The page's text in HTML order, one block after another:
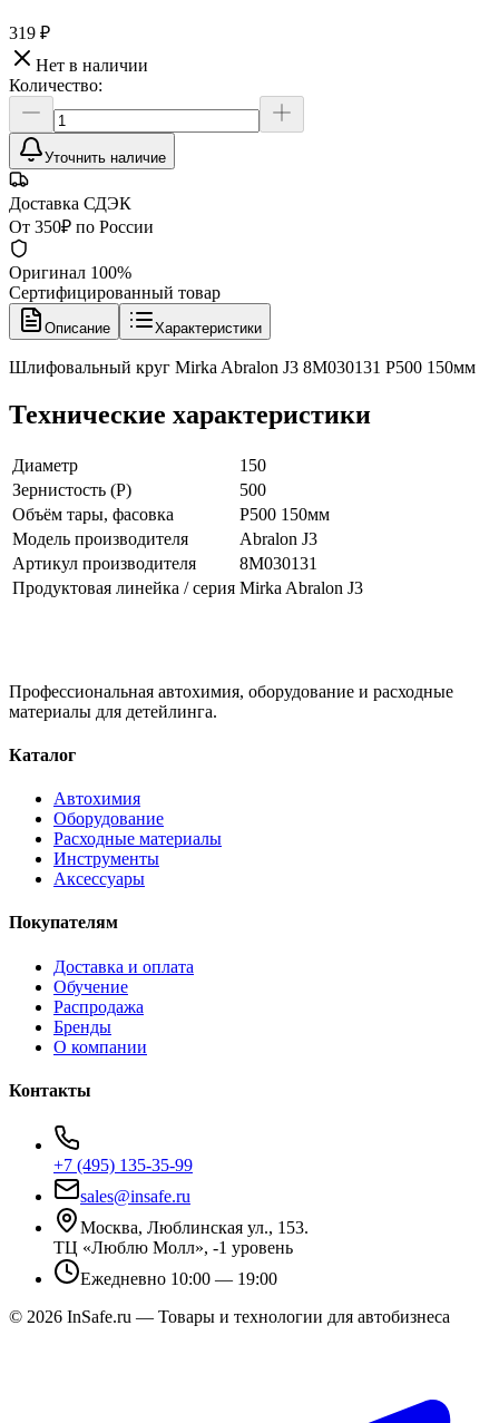
319 ₽
Нет в наличии
Количество:
Уточнить наличие
Доставка СДЭК
От 350₽ по России
Оригинал 100%
Сертифицированный товар
Описание Характеристики
Шлифовальный круг Mirka Abralon J3 8M030131 P500 150мм
Технические характеристики
Диаметр
150
Зернистость (P)
500
Объём тары, фасовка
P500 150мм
Модель производителя
Abralon J3
Артикул производителя
8M030131
Продуктовая линейка / серия Mirka Abralon J3
Профессиональная автохимия, оборудование и расходные
материалы для детейлинга.
Каталог
Автохимия
Оборудование
Расходные материалы
Инструменты
Аксессуары
Покупателям
Доставка и оплата
Обучение
Распродажа
Бренды
О компании
Контакты
+7 (495) 135-35-99
sales@insafe.ru
Москва, Люблинская ул., 153.
ТЦ «Люблю Молл», -1 уровень
Ежедневно 10:00 — 19:00
© 2026 InSafe.ru — Товары и технологии для автобизнеса